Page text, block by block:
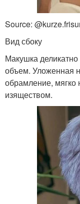
Source:
Вид сбоку
Макушка
объем. Уложенная
обрамление,
изяществом.